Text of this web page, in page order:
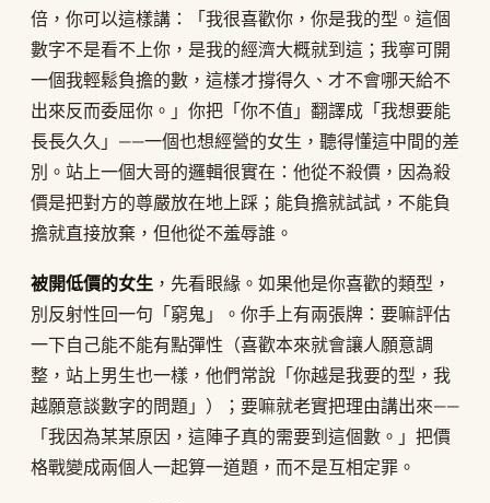
倍，你可以這樣講：「我很喜歡你，你是我的型。這個
數字不是看不上你，是我的經濟大概就到這；我寧可開
一個我輕鬆負擔的數，這樣才撐得久、才不會哪天給不
出來反而委屈你。」你把「你不值」翻譯成「我想要能
長長久久」——一個也想經營的女生，聽得懂這中間的差
別。站上一個大哥的邏輯很實在：他從不殺價，因為殺
價是把對方的尊嚴放在地上踩；能負擔就試試，不能負
擔就直接放棄，但他從不羞辱誰。
被開低價的女生 ，先看眼緣。如果他是你喜歡的類型，
別反射性回一句「窮鬼」。你手上有兩張牌：要嘛評估
一下自己能不能有點彈性（喜歡本來就會讓人願意調
整，站上男生也一樣，他們常說「你越是我要的型，我
越願意談數字的問題」）；要嘛就老實把理由講出來——
「我因為某某原因，這陣子真的需要到這個數。」把價
格戰變成兩個人一起算一道題，而不是互相定罪。